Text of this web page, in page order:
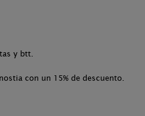
y btt.
con un 15% de descuento.